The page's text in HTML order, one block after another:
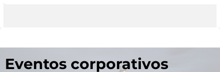
Eventos corporativos